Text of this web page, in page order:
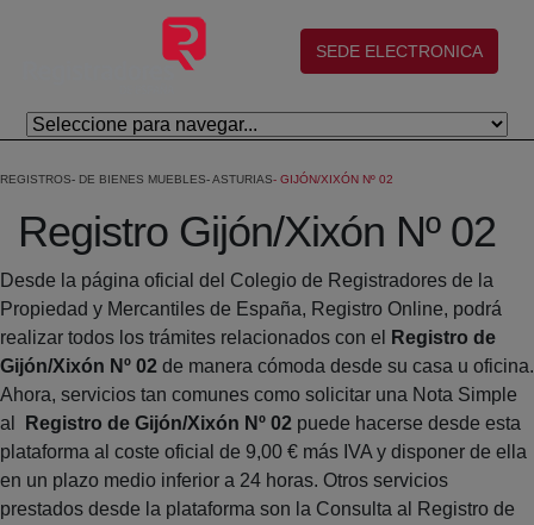
Skip to Main Content
(abre en nueva ventana)
SEDE ELECTRONICA
REGISTROS DE BIENES MUEBLES ASTURIAS GIJÓN/XIXÓN Nº 02
Registro Gijón/Xixón Nº 02
Desde la página oficial del Colegio de Registradores de la
Propiedad y Mercantiles de España, Registro Online, podrá
realizar todos los trámites relacionados con el
Registro de
Gijón/Xixón Nº 02 de manera cómoda desde su casa u oficina.
Ahora, servicios tan comunes como solicitar una Nota Simple
al
Registro de Gijón/Xixón Nº 02 puede hacerse desde esta
plataforma al coste oficial de 9,00 € más IVA y disponer de ella
en un plazo medio inferior a 24 horas. Otros servicios
prestados desde la plataforma son la Consulta al Registro de